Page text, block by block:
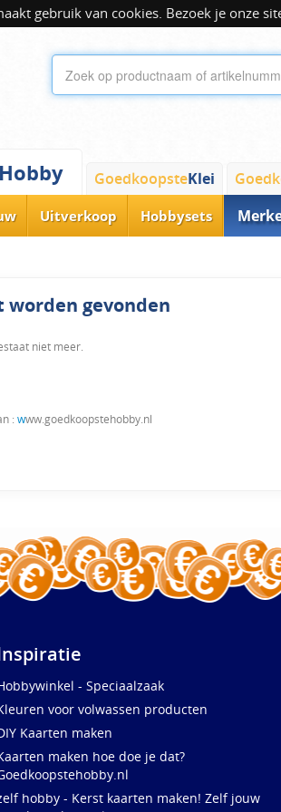
gebruik van cookies. Bezoek je onze
Hobby GoedkoopsteKlei
Uitverkoop Hobbysets
worden gevonden
niet meer.
: www.goedkoopstehobby.nl
- Speciaalzaak
voor volwassen producten
Kaarten maken
maken hoe doe je dat?
hobby - Kerst kaarten maken! Zelf jouw